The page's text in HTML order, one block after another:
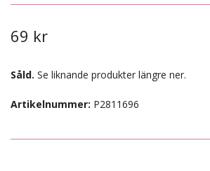
69 kr
Såld. Se liknande produkter längre ner.
Artikelnummer: P2811696